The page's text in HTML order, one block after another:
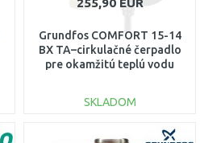
255,90 EUR
Grundfos COMFORT 15-14
BX TA–cirkulačné čerpadlo
pre okamžitú teplú vodu
SKLADOM
DO KOŠÍKA